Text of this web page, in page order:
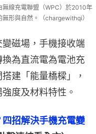
線充電聯盟（WPC）於2010年
形與自然。（chargewithqi）
磁場，手機接收端
為直流電為電池充
建「能量橋樑」，
度及材料特性。
招解決手機充電變